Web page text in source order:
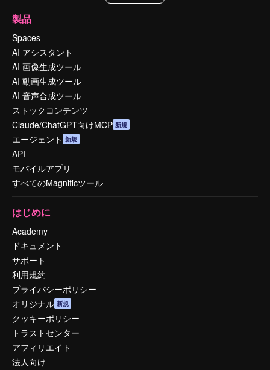
製品
Spaces
AI アシスタント
AI 画像生成ツール
AI 動画生成ツール
AI 音声合成ツール
ストックコンテンツ
Claude/ChatGPT向けMCP 新規
エージェント 新規
API
モバイルアプリ
すべてのMagnificツール
はじめに
Academy
ドキュメント
サポート
利用規約
プライバシーポリシー
オリジナル 新規
クッキーポリシー
トラストセンター
アフィリエイト
法人向け